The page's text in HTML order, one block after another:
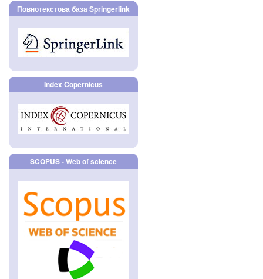
Повнотекстова база Springerlink
Index Copernicus
SCOPUS - Web of science